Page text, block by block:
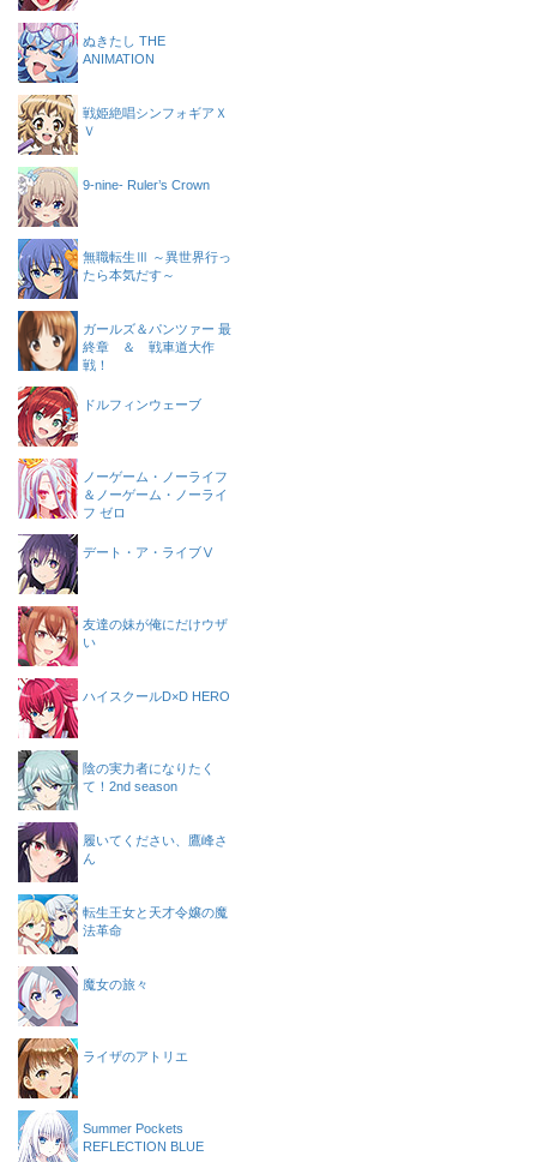
ぬきたし THE
ANIMATION
戦姫絶唱シンフォギアＸ
Ｖ
9-nine- Ruler’s Crown
無職転生Ⅲ ～異世界行っ
たら本気だす～
ガールズ＆パンツァー 最
終章 ＆ 戦車道大作
戦！
ドルフィンウェーブ
ノーゲーム・ノーライフ
＆ノーゲーム・ノーライ
フ ゼロ
デート・ア・ライブⅤ
友達の妹が俺にだけウザ
い
ハイスクールD×D HERO
陰の実力者になりたく
て！2nd season
履いてください、鷹峰さ
ん
転生王女と天才令嬢の魔
法革命
魔女の旅々
ライザのアトリエ
Summer Pockets
REFLECTION BLUE